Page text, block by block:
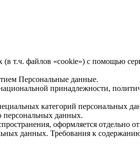
т.ч. файлов «cookie») с помощью
Персональные данные.
принадлежности,
категорий персональных
персональных данных.
оформляется отдельно
данных. Требования к